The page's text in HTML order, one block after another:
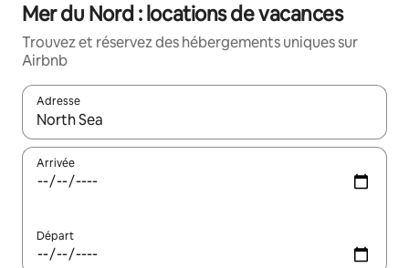
Mer du Nord : locations de vacances
Trouvez et réservez des hébergements uniques sur
Airbnb
Adresse
Lorsque les résultats s'affichent, utilisez les flèches vers le
Arrivée
Départ